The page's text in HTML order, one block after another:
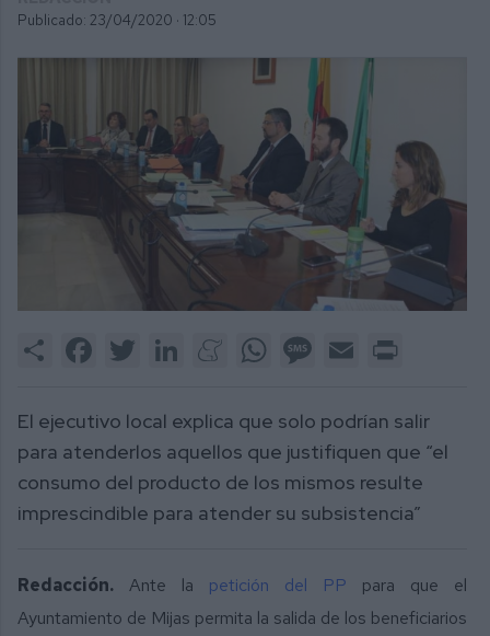
Publicado: 23/04/2020 · 12:05
Share FacebookTwitter LinkedInMeneameWhatsAppMessage
Email
El ejecutivo local explica que solo podrían salir
para atenderlos aquellos que justifiquen que “el
consumo del producto de los mismos resulte
imprescindible para atender su subsistencia”
Redacción. Ante la petición del PP para que el
Ayuntamiento de Mijas permita la salida de los beneficiarios